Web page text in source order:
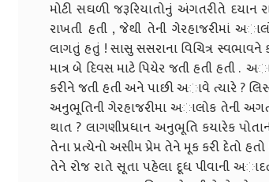
મોટી સઘળી જરૂરિયાતોનું અંગતરીતે
રાખતી હતી , જેથી તેની ગેરહાજરીમાં
લાગતું હતું ! સાસુ સસરાના વિચિત્ર સ્વભાવને
માત્ર બે દિવસ માટે પિયેર જતી હતી હતી
કરીને જતી હતી અને પાછી અાવે ત્યારે ?
અનુભૂતિની ગેરહાજરીમા અાલોક તેની
થાત ? લાગણીપ્રધાન અનુભૂતિ કયારેક
તેના પ્રત્યેનો અસીમ પ્રેમ તેને મૂક કરી દેતો હતો
તેને રોજ રાતે સૂતા પહેલા દૂધ પીવાની